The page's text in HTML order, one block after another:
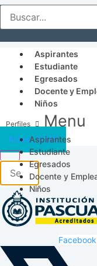
Aspirantes
Estudiante
Egresados
Docente y
Niños
Menu
Aspirantes
Estudiante
Egresados
Docente y
Niños
Acceso SICAU
Facebook